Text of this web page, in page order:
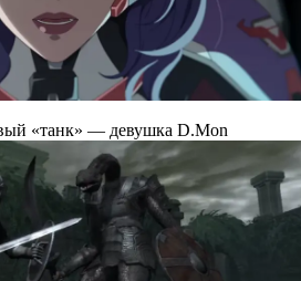
«танк» — девушка D.Mon